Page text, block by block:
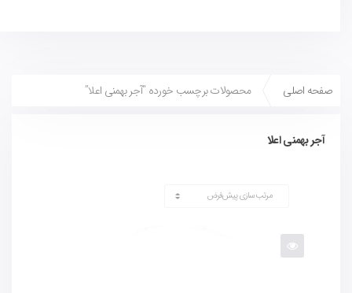
صفحه اصلی محصولات برچسب خورده “آجر بهمنی اعلا”
آجر بهمنی اعلا